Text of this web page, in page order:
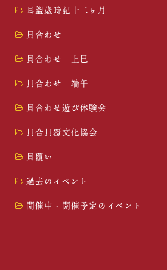
耳盥歳時記十二ヶ月
貝合わせ
貝合わせ 上巳
貝合わせ 端午
貝合わせ遊び体験会
貝合貝覆文化協会
貝覆い
過去のイベント
開催中・開催予定のイベント